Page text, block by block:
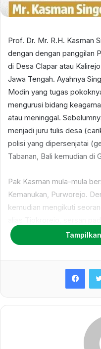
Prof. Dr. Mr. R.H. Kasman
dengan dengan panggilan
di Desa Clapar atau
Jawa Tengah. Ayahnya
Modin yang tugas
mengurusi bidang
atau meninggal.
menjadi juru tulis desa
polisi yang dipersenjatai
Tabanan, Bali kemudian di
Pak Kasman mula-mula
Kemanukan, Purworejo.
kemudian mengikuti
Batavia (Jakarta). Mas
Pak Kasman bernama
mengangkatnya sebagai
menerima Pak Kasman
pertolongan Pak Jayeng,
Kasman diterima di HIS